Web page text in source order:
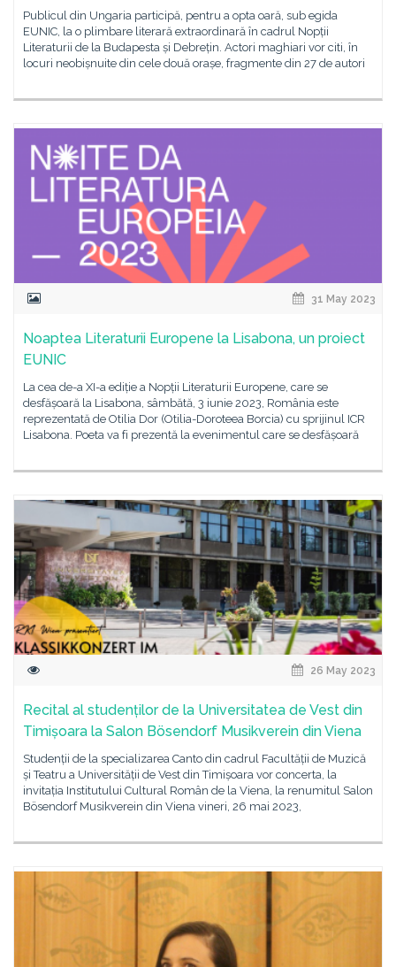
Publicul din Ungaria participă, pentru a opta oară, sub egida
EUNIC, la o plimbare literară extraordinară în cadrul Nopții
Literaturii de la Budapesta și Debrețin. Actori maghiari vor citi, în
locuri neobișnuite din cele două orașe, fragmente din 27 de autori
31 May 2023
Noaptea Literaturii Europene la Lisabona, un proiect
EUNIC
La cea de-a XI-a ediție a Nopții Literaturii Europene, care se
desfășoară la Lisabona, sâmbătă, 3 iunie 2023, România este
reprezentată de Otilia Dor (Otilia-Doroteea Borcia) cu sprijinul ICR
Lisabona. Poeta va fi prezentă la evenimentul care se desfășoară
26 May 2023
Recital al studenților de la Universitatea de Vest din
Timișoara la Salon Bösendorf Musikverein din Viena
Studenții de la specializarea Canto din cadrul Facultății de Muzică
și Teatru a Universității de Vest din Timișoara vor concerta, la
invitația Institutului Cultural Român de la Viena, la renumitul Salon
Bösendorf Musikverein din Viena vineri, 26 mai 2023,